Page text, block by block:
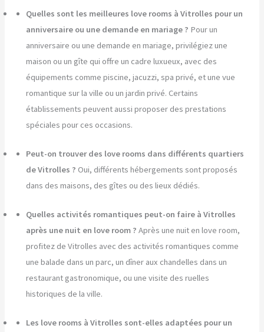
Quelles sont les meilleures love rooms à Vitrolles pour un
anniversaire ou une demande en mariage ? Pour un
anniversaire ou une demande en mariage, privilégiez une
maison ou un gîte qui offre un cadre luxueux, avec des
équipements comme piscine, jacuzzi, spa privé, et une vue
romantique sur la ville ou un jardin privé. Certains
établissements peuvent aussi proposer des prestations
spéciales pour ces occasions.
Peut-on trouver des love rooms dans différents quartiers
de Vitrolles ? Oui, différents hébergements sont proposés
dans des maisons, des gîtes ou des lieux dédiés.
Quelles activités romantiques peut-on faire à Vitrolles
après une nuit en love room ? Après une nuit en love room,
profitez de Vitrolles avec des activités romantiques comme
une balade dans un parc, un dîner aux chandelles dans un
restaurant gastronomique, ou une visite des ruelles
historiques de la ville.
Les love rooms à Vitrolles sont-elles adaptées pour un